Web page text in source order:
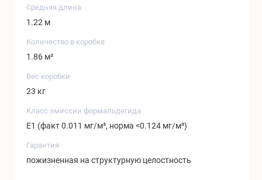
Средняя длина
1.22 м
Количество в коробке
1.86 м²
Вес коробки
23 кг
Класс эмиссии формальдегида
Е1 (факт 0.011 мг/м³, норма <0.124 мг/м³)
Гарантия
пожизненная на структурную целостность